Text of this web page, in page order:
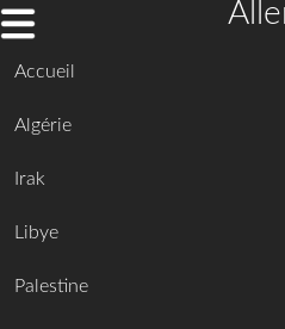
Accueil
Algérie
Irak
Libye
Palestine